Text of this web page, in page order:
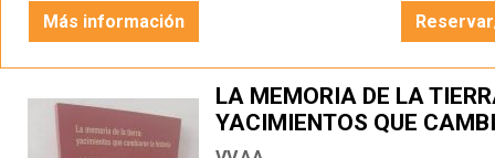
Más información
LA MEMORIA DE LA
YACIMIENTOS QUE
HISTORIA